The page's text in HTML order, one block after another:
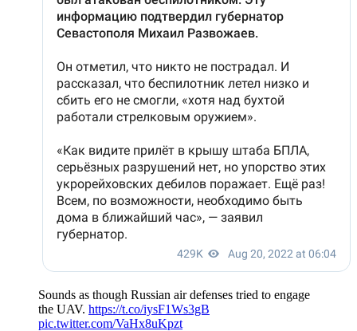
Sounds as though Russian air defenses tried to engage
the UAV. https://t.co/iysF1Ws3gB
pic.twitter.com/VaHx8uKpzt